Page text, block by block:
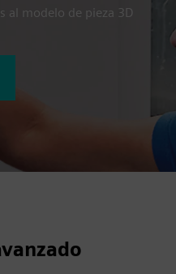
al modelo de pieza 3D